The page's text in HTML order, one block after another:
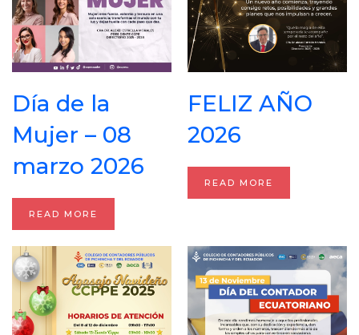
Día de la
Mujer – 08
marzo 2026
READ MORE
FELIZ AÑO
2026
READ MORE